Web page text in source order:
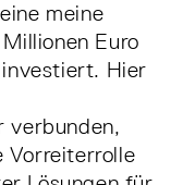
meine
Euro
Hier
verbunden,
Vorreiterrolle